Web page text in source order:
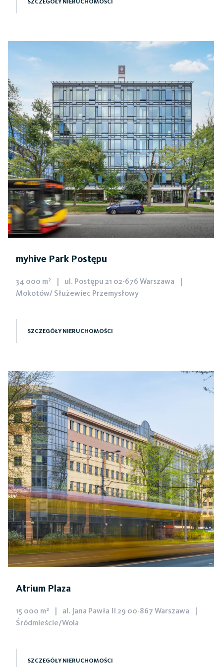
doskonale skomunikowanej części miasta. Dzięki dogodnej
bliskości Dworca Warszawa Centralna zapewnia szybki
dostęp do wszystkich kluczowych punktów biznesowych i
SZCZEGÓŁY NIERUCHOMOŚCI
myhive Park Postępu
34 000 m² | ul. Postępu 21 02-676 Warszawa
|
Mokotów/ Służewiec Przemysłowy
Mokotów/Służewiec Przemysłowy, w rejonie łatwo
dostępnym dzięki bogatym opcjom transportu
SZCZEGÓŁY NIERUCHOMOŚCI
Atrium Plaza
15 000 m² | al. Jana Pawła II 29 00-867 Warszawa
|
Śródmieście/Wola
komunikacyjnych Warszawy oraz niezwykła
SZCZEGÓŁY NIERUCHOMOŚCI